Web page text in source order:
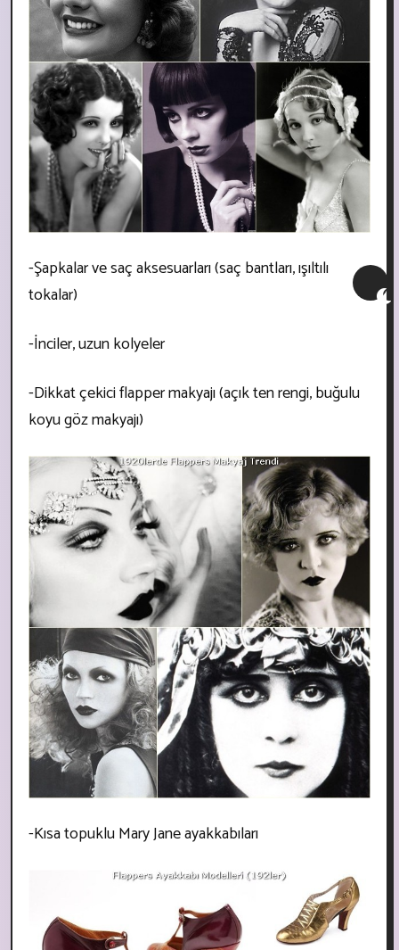
-Şapkalar ve saç aksesuarları (saç bantları, ışıltılı
tokalar)
-İnciler, uzun kolyeler
-Dikkat çekici flapper makyajı (açık ten rengi, buğulu
koyu göz makyajı)
-Kısa topuklu Mary Jane ayakkabıları